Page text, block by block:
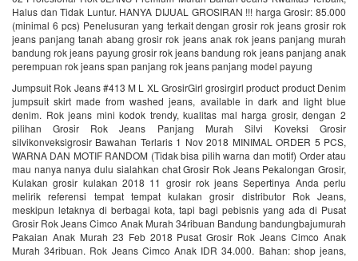
Halus dan Tidak Luntur. HANYA DIJUAL GROSIRAN !!! harga Grosir: 85.000
(minimal 6 pcs) Penelusuran yang terkait dengan grosir rok jeans grosir rok
jeans panjang tanah abang grosir rok jeans anak rok jeans panjang murah
bandung rok jeans payung grosir rok jeans bandung rok jeans panjang anak
perempuan rok jeans span panjang rok jeans panjang model payung
Jumpsuit Rok Jeans #413 M L XL GrosirGirl grosirgirl product product Denim
jumpsuit skirt made from washed jeans, available in dark and light blue
denim. Rok jeans mini kodok trendy, kualitas mal harga grosir, dengan 2
pilihan Grosir Rok Jeans Panjang Murah Silvi Koveksi Grosir
silvikonveksigrosir Bawahan Terlaris 1 Nov 2018 MINIMAL ORDER 5 PCS,
WARNA DAN MOTIF RANDOM (Tidak bisa pilih warna dan motif) Order atau
mau nanya nanya dulu sialahkan chat Grosir Rok Jeans Pekalongan Grosir,
Kulakan grosir kulakan 2018 11 grosir rok jeans Sepertinya Anda perlu
melirik referensi tempat tempat kulakan grosir distributor Rok Jeans,
meskipun letaknya di berbagai kota, tapi bagi pebisnis yang ada di Pusat
Grosir Rok Jeans Cimco Anak Murah 34ribuan Bandung bandungbajumurah
Pakaian Anak Murah 23 Feb 2018 Pusat Grosir Rok Jeans Cimco Anak
Murah 34ribuan. Rok Jeans Cimco Anak IDR 34.000. Bahan: shop jeans,